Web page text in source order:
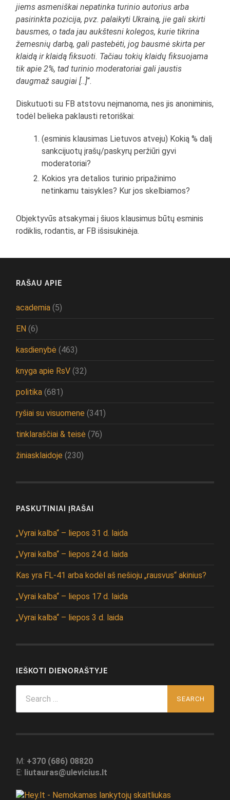
jiems asmeniškai nepatinka turinio autorius arba
pasirinkta pozicija, pvz. palaikyti Ukrainą, jie gali skirti
bausmes, o tada jau aukštesni kolegos, kurie tikrina
žemesnių darbą, gali pastebėti, jog bausmė skirta per
klaidą ir klaidą fiksuoti. Tačiau tokių klaidų fiksuojama
tik apie 2%, tad turinio moderatoriai gali jaustis
daugmaž saugiai [..]“.
Diskutuoti su FB atstovu neįmanoma, nes jis anoniminis,
todėl belieka paklausti retoriškai:
(esminis klausimas Lietuvos atveju) Kokią % dalį
sankcijuotų įrašų/paskyrų peržiūri gyvi
moderatoriai?
Kokios yra detalios turinio pripažinimo
netinkamu taisykles? Kur jos skelbiamos?
Objektyvūs atsakymai į šiuos klausimus būtų esminis
rodiklis, rodantis, ar FB išsisukinėja.
RAŠAU APIE
academia (5)
EN (6)
kasdienybė (463)
knyga apie RsV (32)
politika (681)
ryšiai su visuomene (341)
tinklaraščiai & teisė (76)
žiniasklaidoje (230)
PASKUTINIAI ĮRAŠAI
„Vyrai kalba“ – liepos 31 d. laida
„Vyrai kalba“ – liepos 24 d. laida
Kas yra FL-41 arba kodėl aš nešioju „rausvus“ akinius?
„Vyrai kalba“ – liepos 17 d. laida
„Vyrai kalba“ – liepos 3 d. laida
IEŠKOTI DIENORAŠTYJE
for:
M: +370 (686) 08820
E: liutauras@ulevicius.lt